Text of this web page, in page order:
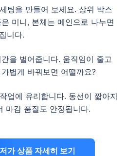
팅을 만들어 보세요. 상위 박스
미니, 본체는 메인으로 나누면
니다.
을 벌어줍니다. 움직임이 줄고
볍게 바꿔보면 어떨까요?
업에 유리합니다. 동선이 짧아지
마감 품질도 안정됩니다.
가 상품 자세히 보기